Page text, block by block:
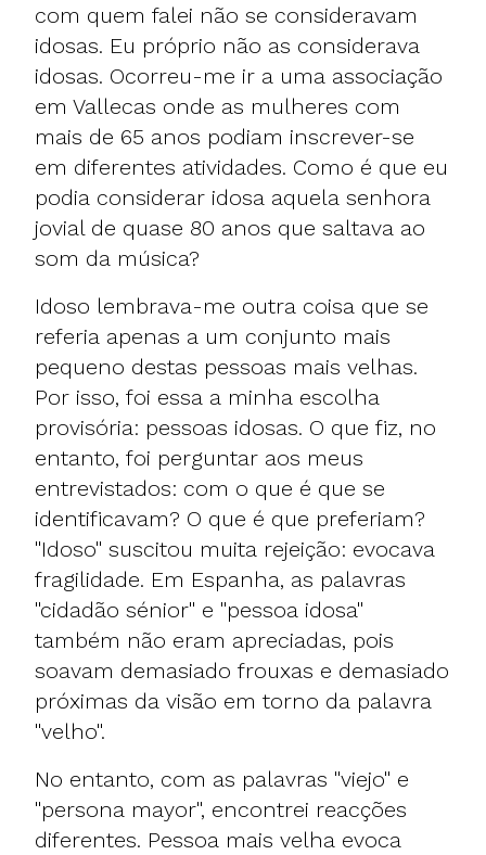
com quem falei não se consideravam
idosas. Eu próprio não as considerava
idosas. Ocorreu-me ir a uma associação
em Vallecas onde as mulheres com
mais de 65 anos podiam inscrever-se
em diferentes atividades. Como é que eu
podia considerar idosa aquela senhora
jovial de quase 80 anos que saltava ao
som da música?
Idoso lembrava-me outra coisa que se
referia apenas a um conjunto mais
pequeno destas pessoas mais velhas.
Por isso, foi essa a minha escolha
provisória: pessoas idosas. O que fiz, no
entanto, foi perguntar aos meus
entrevistados: com o que é que se
identificavam? O que é que preferiam?
"Idoso" suscitou muita rejeição: evocava
fragilidade. Em Espanha, as palavras
"cidadão sénior" e "pessoa idosa"
também não eram apreciadas, pois
soavam demasiado frouxas e demasiado
próximas da visão em torno da palavra
"velho".
No entanto, com as palavras "viejo" e
"persona mayor", encontrei reacções
diferentes. Pessoa mais velha evoca